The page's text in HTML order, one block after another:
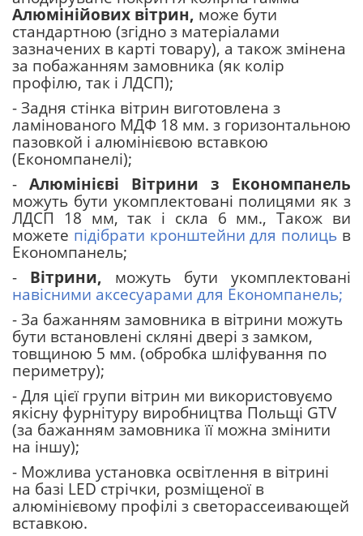
Алюмінійових вітрин, може бути
стандартною (згідно з матеріалами
зазначених в карті товару), а також змінена
за побажанням замовника (як колір
профілю, так і ЛДСП);
- Задня стінка вітрин виготовлена з
ламінованого МДФ 18 мм. з горизонтальною
пазовкой і алюмінієвою вставкою
(Економпанелі);
- Алюмінієві Вітрини з Економпанель
можуть бути укомплектовані полицями як з
ЛДСП 18 мм, так і скла 6 мм., Також ви
можете підібрати кронштейни для полиць в
Економпанель;
- Вітрини, можуть бути укомплектовані
навісними аксесуарами для Економпанель;
- За бажанням замовника в вітрини можуть
бути встановлені скляні двері з замком,
товщиною 5 мм. (обробка шліфування по
периметру);
- Для цієї групи вітрин ми використовуємо
якісну фурнітуру виробництва Польщі GTV
(за бажанням замовника її можна змінити
на іншу);
- Можлива установка освітлення в вітрині
на базі LED стрічки, розміщеної в
алюмінієвому профілі з светорассеивающей
вставкою.